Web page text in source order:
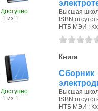
Доступно
1 из 1
Высшая
ISBN
НТБ МЭИ : Кх
Доступно
1 из 1
Книга
Сборник
Высшая
ISBN
НТБ МЭИ : Кх